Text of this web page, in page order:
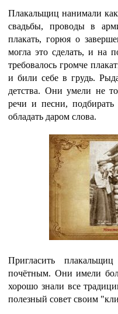
Плакальщиц нанимали
свадьбы, проводы в
плакать, горюя о
могла это сделать, и на
требовалось громче
и били себе в грудь.
детства. Они умели не
речи и песни, подбирать
обладать даром слова.
Пригласить
почётным. Они имели
хорошо знали все
полезный совет своим